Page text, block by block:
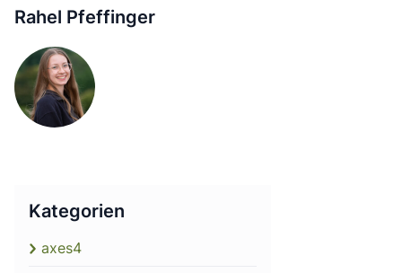
Rahel Pfeffinger
Kategorien
axes4